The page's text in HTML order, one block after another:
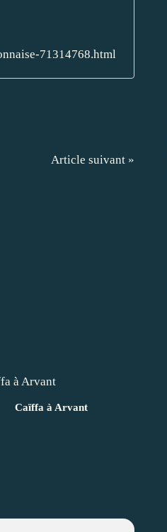
71314768.html
Article suivant »
Caïffa à Arvant